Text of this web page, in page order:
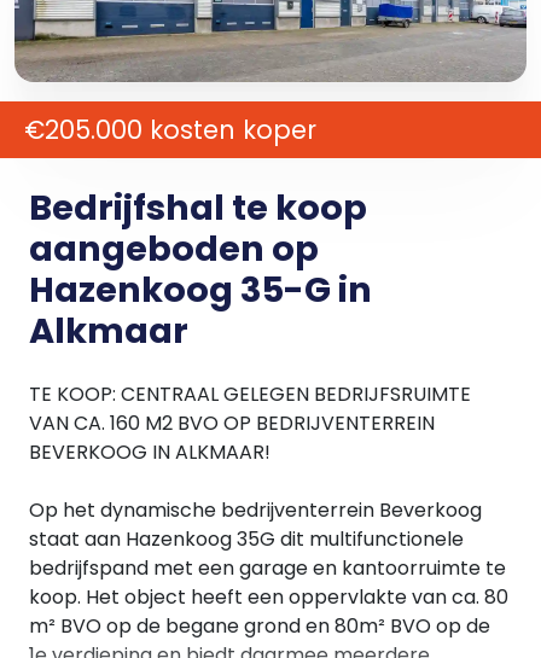
€205.000 kosten koper
Bedrijfshal te koop
aangeboden op
Hazenkoog 35-G in
Alkmaar
TE KOOP: CENTRAAL GELEGEN BEDRIJFSRUIMTE
VAN CA. 160 M2 BVO OP BEDRIJVENTERREIN
BEVERKOOG IN ALKMAAR!
Op het dynamische bedrijventerrein Beverkoog
staat aan Hazenkoog 35G dit multifunctionele
bedrijfspand met een garage en kantoorruimte te
koop. Het object heeft een oppervlakte van ca. 80
m² BVO op de begane grond en 80m² BVO op de